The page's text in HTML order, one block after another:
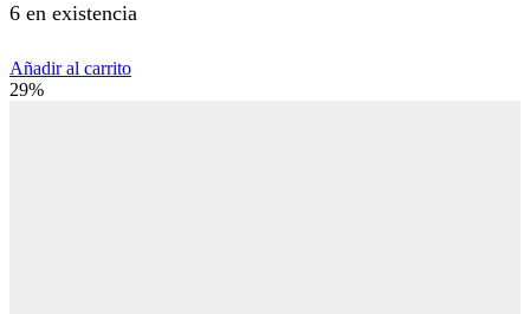
6 en existencia
Añadir al carrito
29%